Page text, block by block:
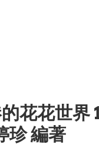
花花世界
珍 編著